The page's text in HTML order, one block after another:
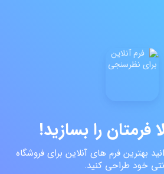
فرمتان را بسازید!
بهترین فرم های آنلاین برای فروشگاه
خود طراحی کنید.